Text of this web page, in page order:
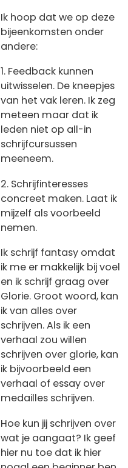
Ik hoop dat we op deze
bijeenkomsten onder
andere:
1. Feedback kunnen
uitwisselen. De kneepjes
van het vak leren. Ik zeg
meteen maar dat ik
leden niet op all-in
schrijfcursussen
meeneem.
2. Schrijfinteresses
concreet maken. Laat ik
mijzelf als voorbeeld
nemen.
Ik schrijf fantasy omdat
ik me er makkelijk bij voel
en ik schrijf graag over
Glorie. Groot woord, kan
ik van alles over
schrijven. Als ik een
verhaal zou willen
schrijven over glorie, kan
ik bijvoorbeeld een
verhaal of essay over
medailles schrijven.
Hoe kun jij schrijven over
wat je aangaat? Ik geef
hier nu toe dat ik hier